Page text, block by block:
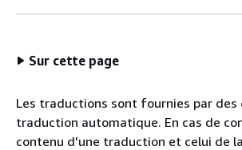
Sur cette page
Les traductions sont fournies par des
traduction automatique. En cas de
contenu d'une traduction et celui de